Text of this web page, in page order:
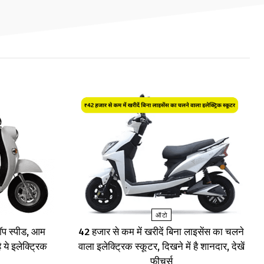
स्पीड, आम
इलेक्ट्रिक
ऑटो
₹42 हजार से कम में खरीदें बिना लाइसेंस का चलने
वाला इलेक्ट्रिक स्कूटर, दिखने में है शानदार, देखें
फीचर्स